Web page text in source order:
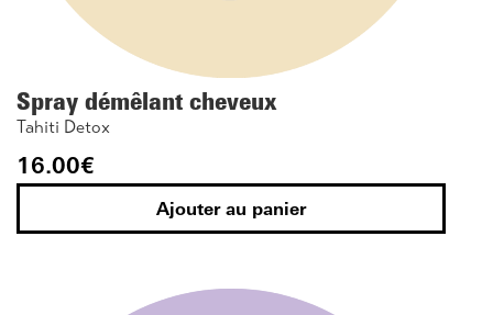
Spray démêlant cheveux
Tahiti Detox
16.00€
Ajouter au panier